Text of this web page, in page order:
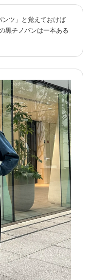
ンツ」と覚えておけば
黒チノパンは一本ある